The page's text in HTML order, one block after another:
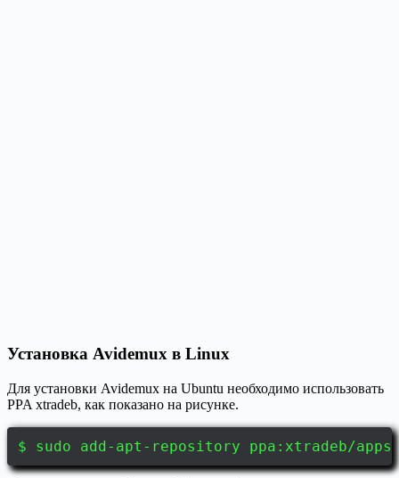
Установка Avidemux в Linux
Для установки Avidemux на Ubuntu необходимо использовать
PPA xtradeb, как показано на рисунке.
$ sudo add-apt-repository ppa:xtradeb/